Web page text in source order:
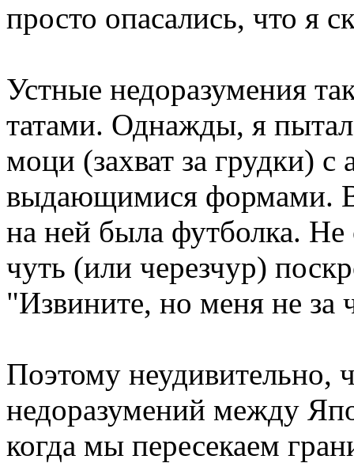
просто опасались, что я
Устные недоразумения
татами. Однажды, я
моци (захват за грудки) с
выдающимися формами.
на ней была футболка. Не
чуть (или черезчур)
"Извините, но меня не за
Поэтому неудивительно,
недоразумений между
когда мы пересекаем